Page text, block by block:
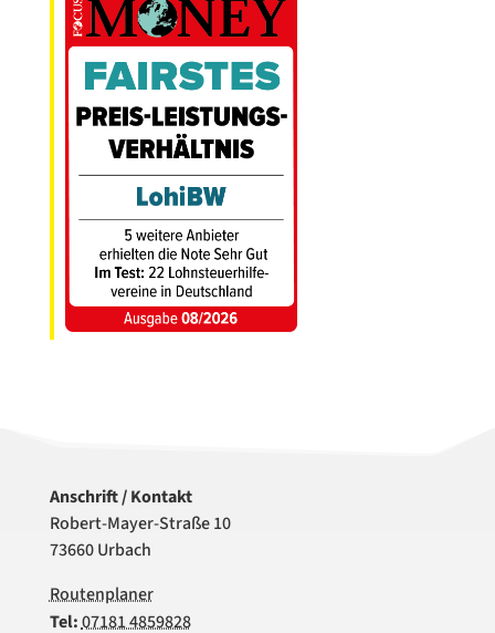
Anschrift / Kontakt
Robert-Mayer-Straße 10
73660 Urbach
Routenplaner
Tel:07181 4859828